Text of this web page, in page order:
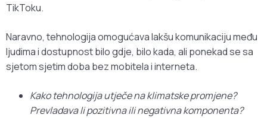
TikToku.
Naravno, tehnologija omogućava lakšu komunikaciju među
ljudima i dostupnost bilo gdje, bilo kada, ali ponekad se sa
sjetom sjetim doba bez mobitela i interneta.
Kako tehnologija utječe na klimatske promjene?
Prevladava li pozitivna ili negativna komponenta?